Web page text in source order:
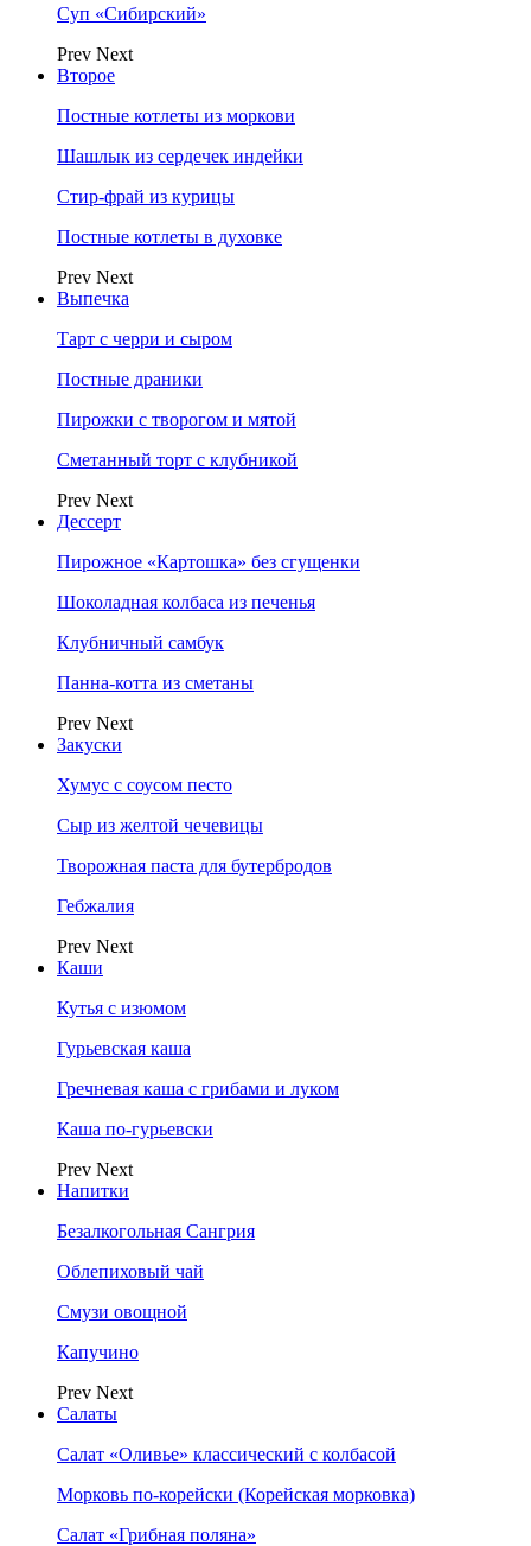
Суп «Сибирский»
Prev Next
Второе
Постные котлеты из моркови
Шашлык из сердечек индейки
Стир-фрай из курицы
Постные котлеты в духовке
Prev Next
Выпечка
Тарт с черри и сыром
Постные драники
Пирожки с творогом и мятой
Сметанный торт с клубникой
Prev Next
Дессерт
Пирожное «Картошка» без сгущенки
Шоколадная колбаса из печенья
Клубничный самбук
Панна-котта из сметаны
Prev Next
Закуски
Хумус с соусом песто
Сыр из желтой чечевицы
Творожная паста для бутербродов
Гебжалия
Prev Next
Каши
Кутья с изюмом
Гурьевская каша
Гречневая каша с грибами и луком
Каша по-гурьевски
Prev Next
Напитки
Безалкогольная Сангрия
Облепиховый чай
Смузи овощной
Капучино
Prev Next
Салаты
Салат «Оливье» классический с колбасой
Морковь по-корейски (Корейская морковка)
Салат «Грибная поляна»